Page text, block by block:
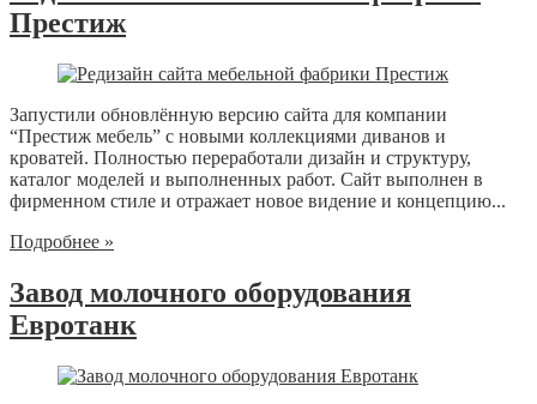
Престиж
Запустили обновлённую версию сайта для компании
“Престиж мебель” с новыми коллекциями диванов и
кроватей. Полностью переработали дизайн и структуру,
каталог моделей и выполненных работ. Сайт выполнен в
фирменном стиле и отражает новое видение и концепцию...
Подробнее »
Завод молочного оборудования
Евротанк